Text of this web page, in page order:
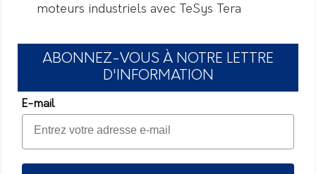
moteurs industriels avec TeSys Tera
ABONNEZ-VOUS À NOTRE LETTRE
D'INFORMATION
E-mail